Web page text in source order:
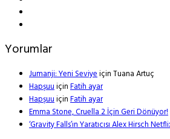
Yorumlar
Jumanji: Yeni SeviyeiçinTuana Artuç
HapşuuiçinFatih ayar
HapşuuiçinFatih ayar
Emma Stone, Cruella 2 İçin Geri Dönüyor!
‘Gravity Falls’ın Yaratıcısı Alex Hirsch